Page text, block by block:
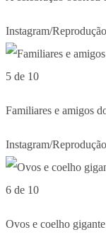
Instagram/Reprodução
5 de 10
Familiares e amigos
Instagram/Reprodução
6 de 10
Ovos e coelho